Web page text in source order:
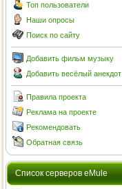
Топ пользователи
Наши опросы
Поиск по сайту
Добавить фильм музыку
Добавить весёлый анекдот
Правила проекта
Реклама на проекте
Рекомендовать
Обратная связь
Cписок серверов eMule